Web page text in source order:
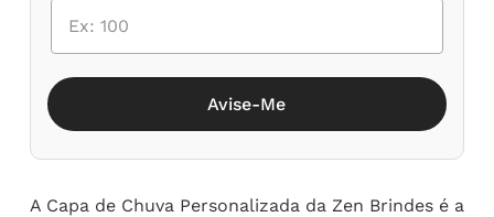
Avise-Me
A Capa de Chuva Personalizada da Zen Brindes é a